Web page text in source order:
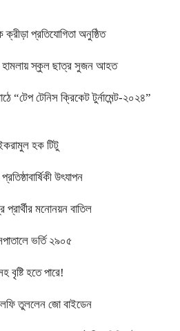
ক্রীড়া প্রতিযোগিতা অনুষ্ঠিত
হামলায় স্কুল ছাত্র সুজন আহত
“টেপ টেনিস ক্রিকেট টুর্নামেন্ট-২০২৪”
হক টিটু
উৎযাপন
মনোনয়ন বাতিল
ভর্তি ২৯০৫
বৃষ্টি হতে পারে!
তুললেন জো বাইডেন